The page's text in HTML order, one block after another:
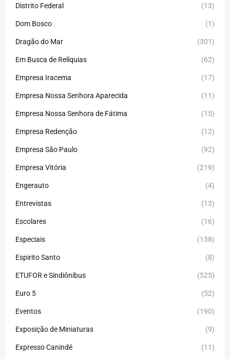
Distrito Federal (13)
Dom Bosco (1)
Dragão do Mar (301)
Em Busca de Relíquias (62)
Empresa Iracema (17)
Empresa Nossa Senhora Aparecida (11)
Empresa Nossa Senhora de Fátima (15)
Empresa Redenção (12)
Empresa São Paulo (92)
Empresa Vitória (219)
Engerauto (4)
Entrevistas (13)
Escolares (16)
Especiais (158)
Espirito Santo (8)
ETUFOR e Sindiônibus (525)
Euro 5 (52)
Eventos (190)
Exposição de Miniaturas (9)
Expresso Canindé (11)